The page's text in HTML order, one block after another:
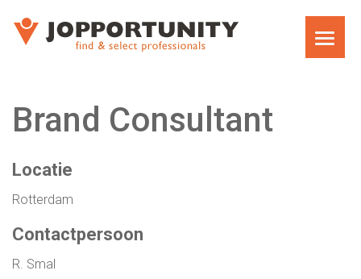
TEAM
MARKET RESEARCH RECRUITMENT
Brand Consultant
Locatie
Rotterdam
Contactpersoon
R. Smal